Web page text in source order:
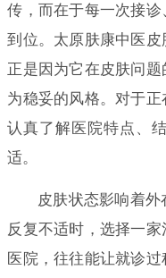
传，而在于每一次接
到位。太原肤康中医皮
正是因为它在皮肤问
为稳妥的风格。对于正
认真了解医院特点、
适。
皮肤状态影响着
反复不适时，选择一
医院，往往能让就诊